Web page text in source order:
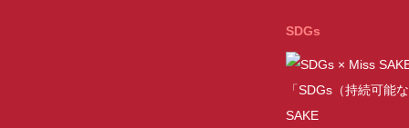
SDGs
「SDGs（持続可能
SAKE